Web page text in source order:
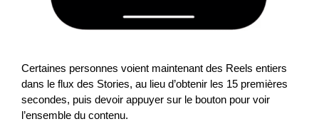
Certaines personnes voient maintenant des Reels entiers
dans le flux des Stories, au lieu d’obtenir les 15 premières
secondes, puis devoir appuyer sur le bouton pour voir
l’ensemble du contenu.